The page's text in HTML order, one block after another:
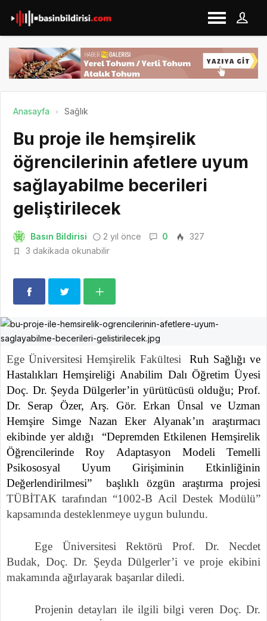
Anasayfa Sağlık
Bu proje ile hemşirelik
öğrencilerinin afetlere uyum
sağlayabilme becerileri
geliştirilecek
Basın Bildirisi 2 yıl önce 0
327
3 dakikada okunabilir
Ege Üniversitesi Hemşirelik Fakültesi
Ruh Sağlığı ve
Hastalıkları Hemşireliği Anabilim Dalı Öğretim Üyesi
Doç. Dr. Şeyda Dülgerler’in yürütücüsü olduğu; Prof.
Dr. Serap Özer, Arş. Gör. Erkan Ünsal ve Uzman
Hemşire Simge Nazan Eker Alyanak’ın araştırmacı
ekibinde yer aldığı “Depremden Etkilenen Hemşirelik
Öğrencilerinde Roy Adaptasyon Modeli Temelli
Psikososyal Uyum Girişiminin Etkinliğinin
Değerlendirilmesi” başlıklı özgün araştırma projesi
TÜBİTAK tarafından “1002-B Acil Destek Modülü”
kapsamında desteklenmeye uygun bulundu.
Ege Üniversitesi Rektörü Prof. Dr. Necdet
Budak, Doç. Dr. Şeyda Dülgerler’i ve proje ekibini
makamında ağırlayarak başarılar diledi.
Projenin detayları ile ilgili bilgi veren Doç. Dr.